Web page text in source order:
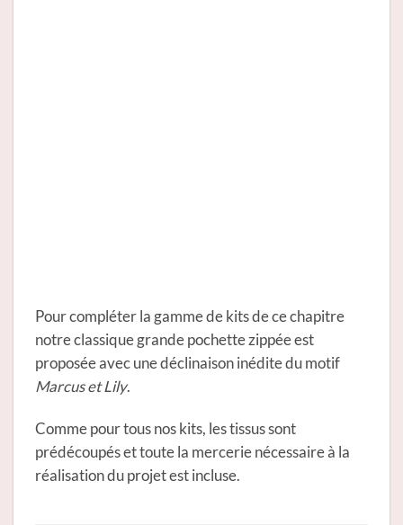
Pour compléter la gamme de kits de ce chapitre
notre classique grande pochette zippée est
proposée avec une déclinaison inédite du motif
Marcus et Lily.
Comme pour tous nos kits, les tissus sont
prédécoupés et toute la mercerie nécessaire à la
réalisation du projet est incluse.